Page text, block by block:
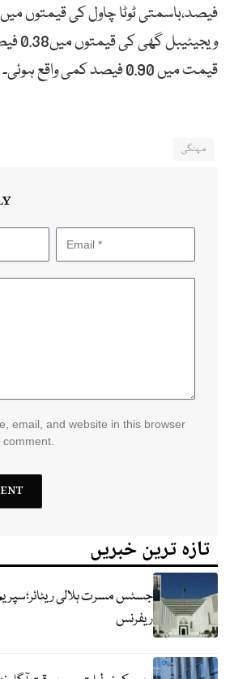
قیمت میں 0.90 فیصد کمی واقع ہوئی۔
مہنگی
email, and website in this browser
تازہ ترین خبریں
جسٹس مسرت ہلالی
ریفرنس